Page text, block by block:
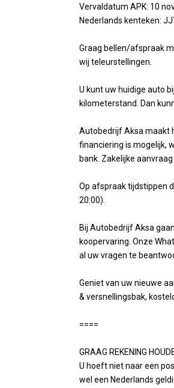
Vervaldatum APK: 10
Nederlands kenteken:
Graag bellen/afspraak
wij teleurstellingen.
U kunt uw huidige auto
kilometerstand. Dan
Autobedrijf Aksa maakt
financiering is mogelijk,
bank. Zakelijke
Op afspraak tijdstippen
20:00).
Bij Autobedrijf Aksa
koopervaring. Onze
al uw vragen te
Geniet van uw nieuwe
& versnellingsbak,
====
GRAAG REKENING
U hoeft niet naar een
wel een Nederlands